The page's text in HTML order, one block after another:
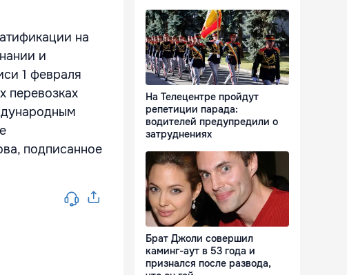
на
и
1 февраля
перевозках
подписанное
На Телецентре пройдут
репетиции парада:
водителей предупредили о
затруднениях
Брат Джоли совершил
каминг-аут в 53 года и
признался после развода,